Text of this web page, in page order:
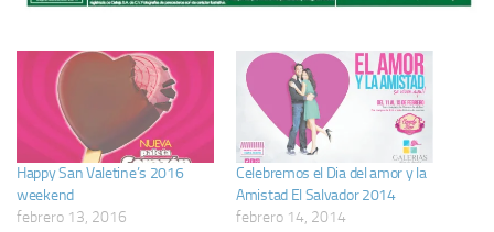
Happy San Valetine’s 2016
weekend
febrero 13, 2016
Celebremos el Dia del amor y la
Amistad El Salvador 2014
febrero 14, 2014